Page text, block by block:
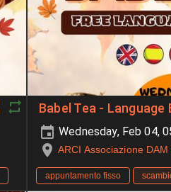
Babel Tea - Language
Wednesday, Feb 04,
ARCI Associazione
appuntamento fisso